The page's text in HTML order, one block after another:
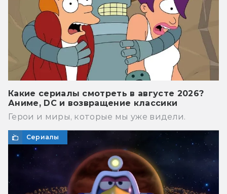
Какие сериалы смотреть в августе 2026?
Аниме, DC и возвращение классики
Герои и миры, которые мы уже видели.
Сериалы